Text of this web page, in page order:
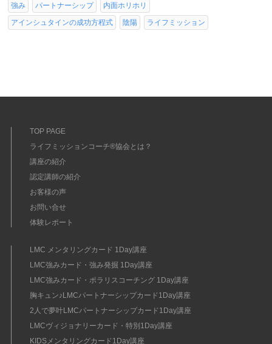
強み
パートナーシップ
内面ホリホリ
アインシュタインの成功方程式
陰陽 ライフミッション
TOP PAGE
ライフミッションコーチ®協会とは？
講座の紹介
認定講師の紹介
お客様の声
お問い合せ
体験レポート
LMC メンタリングカード 1Day講座
LMC強みカード・強み発掘 1Day講座
LMC強みカード・ポラリスコーチング 1Day講座
胸キュン♪LMCパートナーシップカード1Day講座
2人で夢叶LMCパートナーシップカード1Day講座
LMCヴィジョナリーカード・特別1Day講座
KIDSメンタリングカード1Day講座